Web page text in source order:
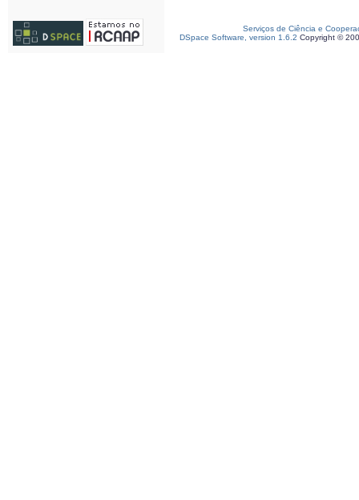
Serviços de Ciência e
DSpace Software, version 1.6.2 Copyright ©